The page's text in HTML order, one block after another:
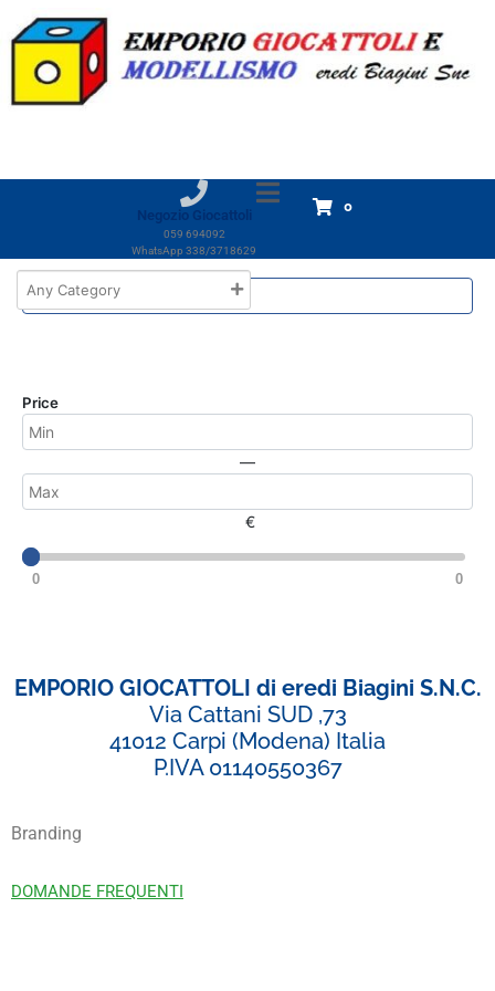
Negozio Giocattoli
059 694092
WhatsApp 338/3718629
0
Home Mattel Old Toys
Mattel Old Toys
Non è stato trovato nessun prodotto che
corrisponde alla tua selezione.
Price
—
€
0 0
EMPORIO GIOCATTOLI di eredi Biagini S.N.C.
Via Cattani SUD ,73
41012 Carpi (Modena) Italia
P.IVA 01140550367
Branding
DOMANDE FREQUENTI